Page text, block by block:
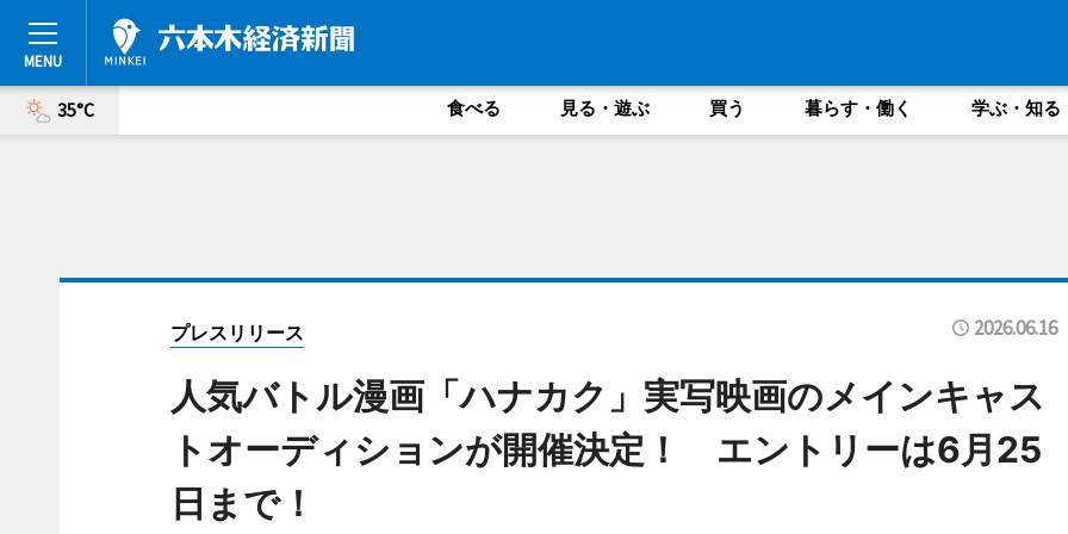
35°C 食べる 見る・遊ぶ 買う 暮らす・働く 学ぶ・知る
プレスリリース 2026.06.16
人気バトル漫画「ハナカク」実写映画のメインキャス
トオーディションが開催決定！ エントリーは6月25
日まで！